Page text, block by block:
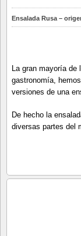
Ensalada Rusa –
La gran mayoría de
gastronomía,
versiones de una
De hecho la
diversas partes del